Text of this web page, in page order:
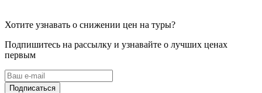
Хотите узнавать о снижении цен на туры?
Подпишитесь на рассылку и узнавайте о лучших ценах
первым
Подписаться